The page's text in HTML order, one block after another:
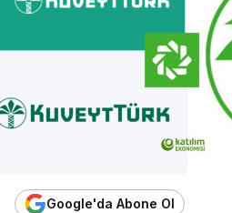
Google'da Abone Ol